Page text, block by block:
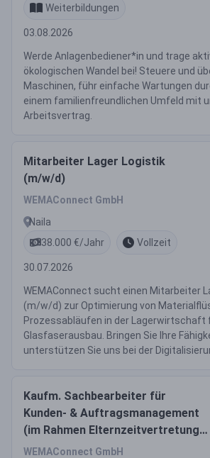
Weiterbildungen
03.08.2026
Werde Anlagenbediener*in und trage
ökologischen Wandel bei! Steuere und
Maschinen, führ einfache Wartungen
einem familienfreundlichen Umfeld mit
Arbeitsvertrag.
Mitarbeiter Lager Logistik
(m/w/d)
WEMAConnect GmbH
Naila
38.000 €/Jahr
Vollzeit
30.07.2026
WEMAConnect sucht einen Mitarbeiter
(m/w/d) zur Optimierung von
Prozessabläufen in der Lagerwirtschaft
Glasfaserausbau. Bringen Sie Ihre
unterstützen Sie uns bei der
Kaufm. Sachbearbeiter für
Kunden- & Auftragsmanagement
(im Rahmen Elternzeitvertretung)
(m/w/d)
WEMAConnect GmbH